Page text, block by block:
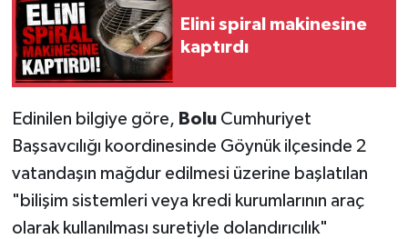
Elini spiral makinesine
kaptırdı
Edinilen bilgiye göre, BoluCumhuriyet
Başsavcılığı koordinesinde Göynük ilçesinde 2
vatandaşın mağdur edilmesi üzerine başlatılan
"bilişim sistemleri veya kredi kurumlarının araç
olarak kullanılması suretiyle dolandırıcılık"